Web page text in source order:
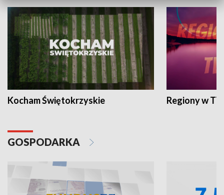
Kocham Świętokrzyskie Regiony w
GOSPODARKA